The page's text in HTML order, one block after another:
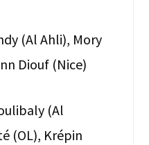
(Al Ahli), Mory
Diouf (Nice)
(Al
(OL), Krépin